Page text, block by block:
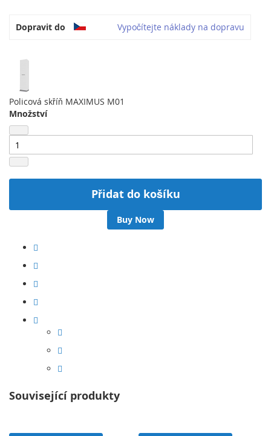
Dopravit do Vypočítejte náklady na dopravu
Policová skříň MAXIMUS M01
Množství
Přidat do košíku
Buy Now
Související produkty